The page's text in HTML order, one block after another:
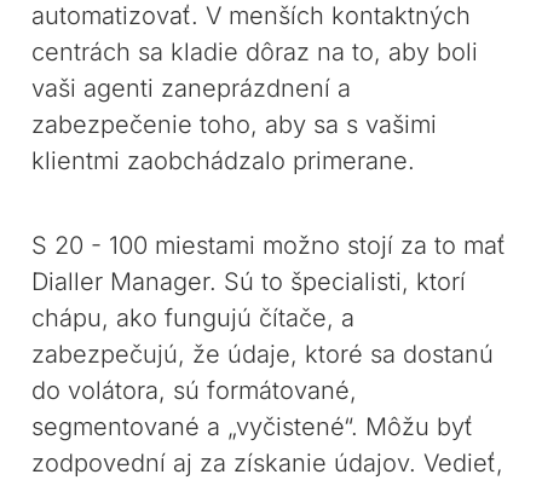
automatizovať. V menších kontaktných
centrách sa kladie dôraz na to, aby boli
vaši agenti zaneprázdnení a
zabezpečenie toho, aby sa s vašimi
klientmi zaobchádzalo primerane.
S 20 - 100 miestami možno stojí za to mať
Dialler Manager. Sú to špecialisti, ktorí
chápu, ako fungujú čítače, a
zabezpečujú, že údaje, ktoré sa dostanú
do volátora, sú formátované,
segmentované a „vyčistené“. Môžu byť
zodpovední aj za získanie údajov. Vedieť,